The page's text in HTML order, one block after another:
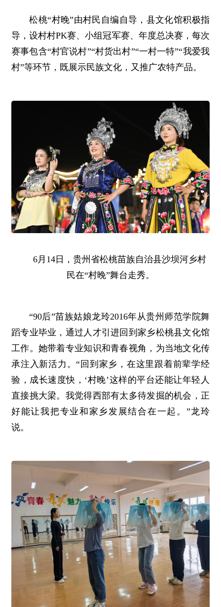
松桃“村晚”由村民自编自导，县文化馆积极指
导，设村村PK赛、小组冠军赛、年度总决赛，每次
赛事包含“村官说村”“村货出村”“一村一特”“我爱我
村”等环节，既展示民族文化，又推广农特产品。
6月14日，贵州省松桃苗族自治县沙坝河乡村
民在“村晚”舞台走秀。
“90后”苗族姑娘龙玲2016年从贵州师范学院舞
蹈专业毕业，通过人才引进回到家乡松桃县文化馆
工作。她带着专业知识和青春视角，为当地文化传
承注入新活力。“回到家乡，在这里跟着前辈学经
验，成长速度快，‘村晚’这样的平台还能让年轻人
直接挑大梁。我觉得西部有太多待发掘的机会，正
好能让我把专业和家乡发展结合在一起。”龙玲
说。